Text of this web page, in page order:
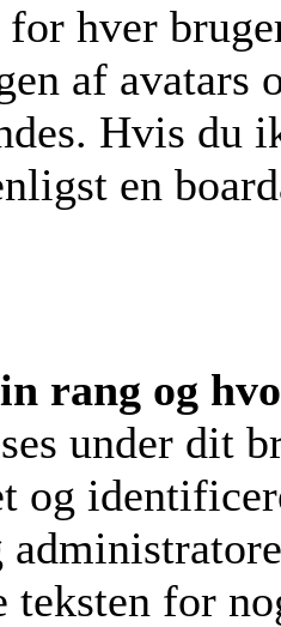
hver
af avatars
Hvis du
en
rang og
under dit
og
for